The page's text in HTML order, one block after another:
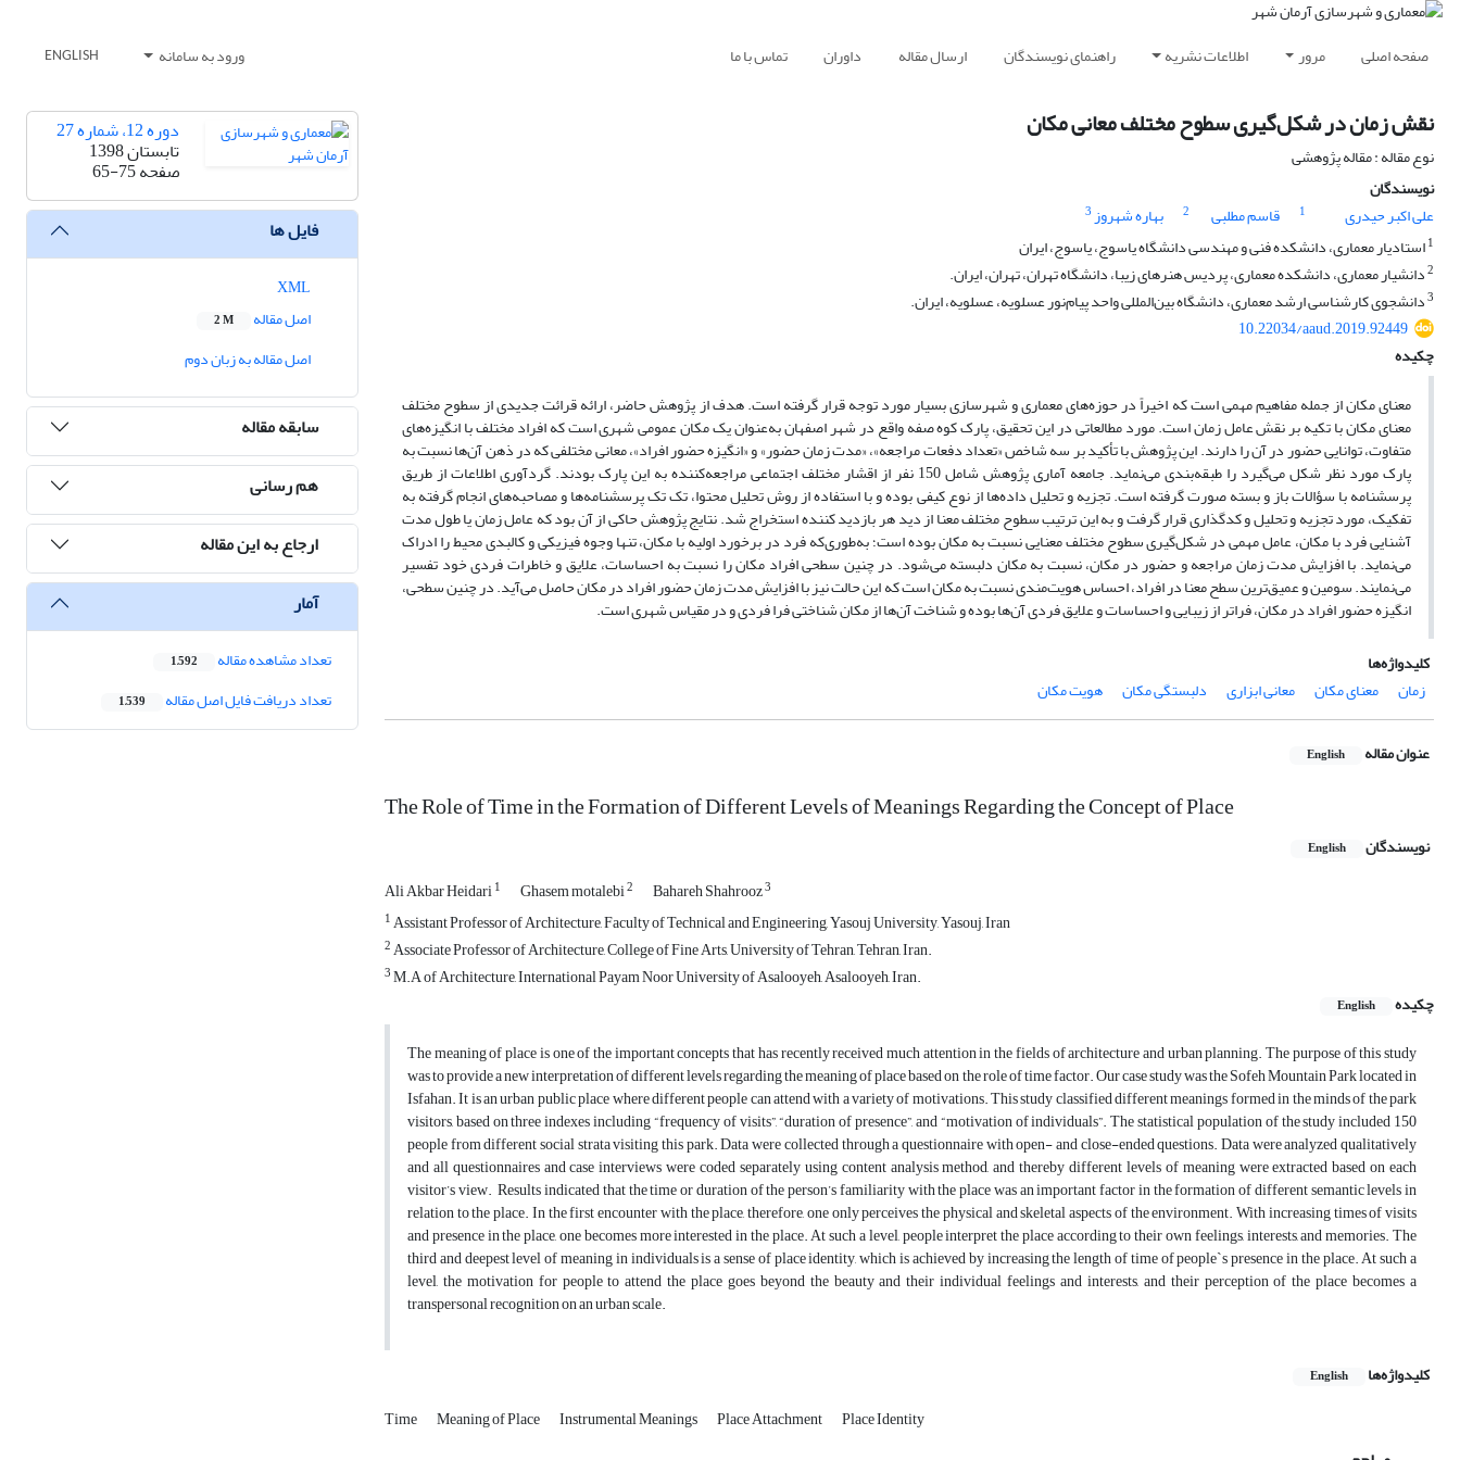
صفحه اصلی مرور اطلاعات نشریه راهنمای نویسندگان ارسال مقاله داوران تماس با ما ورود به سامانه ENGLISH
نقش زمان در شکل‌گیری سطوح مختلف معانی مکان
نوع مقاله : مقاله پژوهشی
نویسندگان
علی اکبر حیدری
1 قاسم مطلبی 2 بهاره شهروز3
1استادیار معماری، دانشکده فنی و مهندسی دانشگاه یاسوج، یاسوج، ایران
2دانشیار معماری، دانشکده معماری، پردیس هنرهای زیبا، دانشگاه تهران، تهران، ایران.
3دانشجوی کارشناسی ارشد معماری، دانشگاه بین‌المللی واحد پیام‌نور عسلویه، عسلویه، ایران.
10.22034/aaud.2019.92449
چکیده
معنای مکان از جمله مفاهیم مهمی است که اخیراً در حوزه‌های معماری و شهرسازی بسیار مورد توجه قرار گرفته است. هدف از پژوهش حاضر، ارائه قرائت جدیدی از سطوح مختلف
معنای مکان با تکیه بر نقش عامل زمان است. مورد مطالعاتی در این تحقیق، پارک کوه صفه واقع در شهر اصفهان به‌عنوان یک مکان عمومی شهری است که افراد مختلف با انگیزه‌های
متفاوت، توانایی حضور در آن را دارند. این پژوهش با تأکید بر سه شاخص «تعداد دفعات مراجعه»، «مدت زمان حضور» و «انگیزه حضور افراد»، معانی مختلفی که در ذهن آن‌ها نسبت به
پارک مورد نظر شکل می‌گیرد را طبقه‌بندی می‌نماید. جامعه آماری پژوهش شامل 150 نفر از اقشار مختلف اجتماعی مراجعه‌کننده به این پارک بودند. گردآوری اطلاعات از طریق
پرسشنامه با سؤالات باز و بسته صورت گرفته است. تجزیه و تحلیل داده‌ها از نوع کیفی بوده و با استفاده از روش تحلیل محتوا، تک تک پرسشنامه‌ها و مصاحبه‌های انجام گرفته به
تفکیک، مورد تجزیه و تحلیل و کدگذاری قرار گرفت و به این ترتیب سطوح مختلف معنا از دید هر بازدید کننده استخراج شد. نتایج پژوهش حاکی از آن بود که عامل زمان یا طول مدت
آشنایی فرد با مکان، عامل مهمی در شکل‌گیری سطوح مختلف معنایی نسبت به مکان بوده است؛ به‌طوری‌که فرد در برخورد اولیه با مکان، تنها وجوه فیزیکی و کالبدی محیط را ادراک
می‌نماید. با افزایش مدت زمان مراجعه و حضور در مکان، نسبت به مکان دلبسته می‌شود. در چنین سطحی افراد مکان را نسبت به احساسات، علایق و خاطرات فردی خود تفسیر
می‌نمایند. سومین و عمیق‌ترین سطح معنا در افراد، احساس هویت‌مندی نسبت به مکان است که این حالت نیز با افزایش مدت زمان حضور افراد در مکان حاصل می‌آید. در چنین سطحی،
انگیزه حضور افراد در مکان، فراتر از زیبایی و احساسات و علایق فردی آن‌ها بوده و شناخت آن‌ها از مکان شناختی فرا فردی و در مقیاس شهری است.
کلیدواژه‌ها
زمان
معنای مکان معانی ابزاری دلبستگی مکان هویت مکان
عنوان مقاله English
The Role of Time in the Formation of Different Levels of Meanings Regarding the Concept of Place
نویسندگان English
Ali Akbar Heidari1 Ghasem motalebi2 Bahareh Shahrooz3
1Assistant Professor of Architecture, Faculty of Technical and Engineering, Yasouj University, Yasouj, Iran
2Associate Professor of Architecture, College of Fine Arts, University of Tehran, Tehran, Iran.
3M.A of Architecture, International Payam Noor University of Asalooyeh, Asalooyeh, Iran.
چکیده
English
The meaning of place is one of the important concepts that has recently received much attention in the fields of architecture and urban planning. The purpose of this study
was to provide a new interpretation of different levels regarding the meaning of place based on the role of time factor. Our case study was the Sofeh Mountain Park located in
Isfahan. It is an urban public place where different people can attend with a variety of motivations. This study classified different meanings formed in the minds of the park
visitors, based on three indexes including “frequency of visits”, “duration of presence”, and “motivation of individuals”. The statistical population of the study included 150
people from different social strata visiting this park. Data were collected through a questionnaire with open- and close-ended questions. Data were analyzed qualitatively
and all questionnaires and case interviews were coded separately using content analysis method, and thereby different levels of meaning were extracted based on each
visitor’s view. Results indicated that the time or duration of the person’s familiarity with the place was an important factor in the formation of different semantic levels in
relation to the place. In the first encounter with the place, therefore, one only perceives the physical and skeletal aspects of the environment. With increasing times of visits
and presence in the place, one becomes more interested in the place. At such a level, people interpret the place according to their own feelings, interests, and memories. The
third and deepest level of meaning in individuals is a sense of place identity, which is achieved by increasing the length of time of people`s presence in the place. At such a
level, the motivation for people to attend the place goes beyond the beauty and their individual feelings and interests, and their perception of the place becomes a
transpersonal recognition on an urban scale.
کلیدواژه‌ها English
Time Meaning of Place Instrumental Meanings Place Attachment Place Identity
دوره 12، شماره 27
تابستان 1398
صفحه65-75
فایل ها
اصل مقاله
2 M
اصل مقاله به زبان دوم
سابقه مقاله
هم رسانی
ارجاع به این مقاله
آمار
تعداد مشاهده مقاله 1,592
تعداد دریافت فایل اصل مقاله 1,539